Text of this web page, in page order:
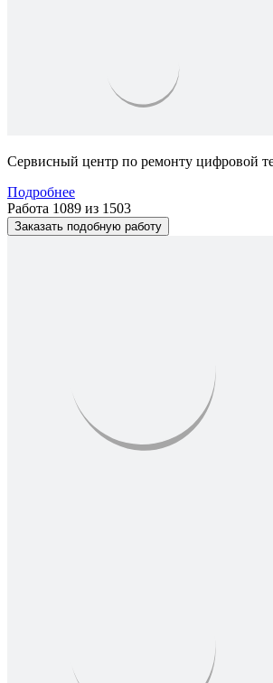
Сервисный центр по ремонту цифровой
Подробнее
Работа 1089 из 1503
Заказать подобную работу